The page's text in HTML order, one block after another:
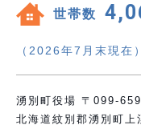
世帯数
（2026年7月末現在）
湧別町役場 〒099-
北海道紋別郡湧別町